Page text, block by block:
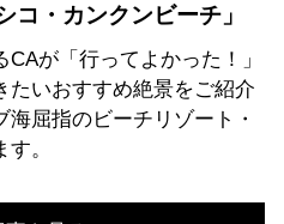
コ・カンクンビーチ」
が「行ってよかった！」
たいおすすめ絶景をご紹介
屈指のビーチリゾート・
。